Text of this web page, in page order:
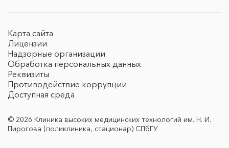
Карта сайта
Лицензии
Надзорные организации
Обработка персональных данных
Реквизиты
Противодействие коррупции
Доступная среда
© 2026 Клиника высоких медицинских технологий им. Н. И.
Пирогова (поликлиника, стационар) СПбГУ